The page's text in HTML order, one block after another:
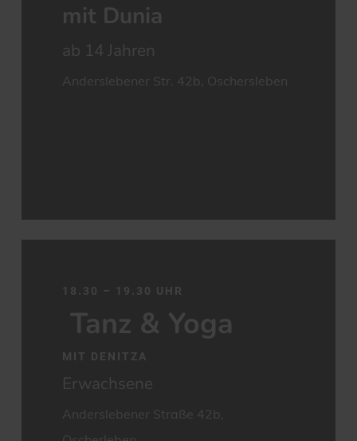
mit Dunia
ab 14 Jahren
Anderslebener Str. 42b, Oschersleben
18.30 – 19.30 UHR
Tanz & Yoga
MIT DENITZA
Erwachsene
Anderslebener Straße 42b,